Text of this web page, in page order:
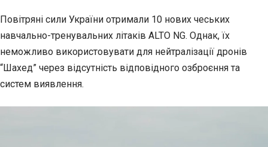
Повітряні сили України отримали 10 нових чеських
навчально-тренувальних літаків ALTO NG. Однак, їх
неможливо використовувати для нейтралізації дронів
“Шахед” через відсутність відповідного озброєння та
систем виявлення.